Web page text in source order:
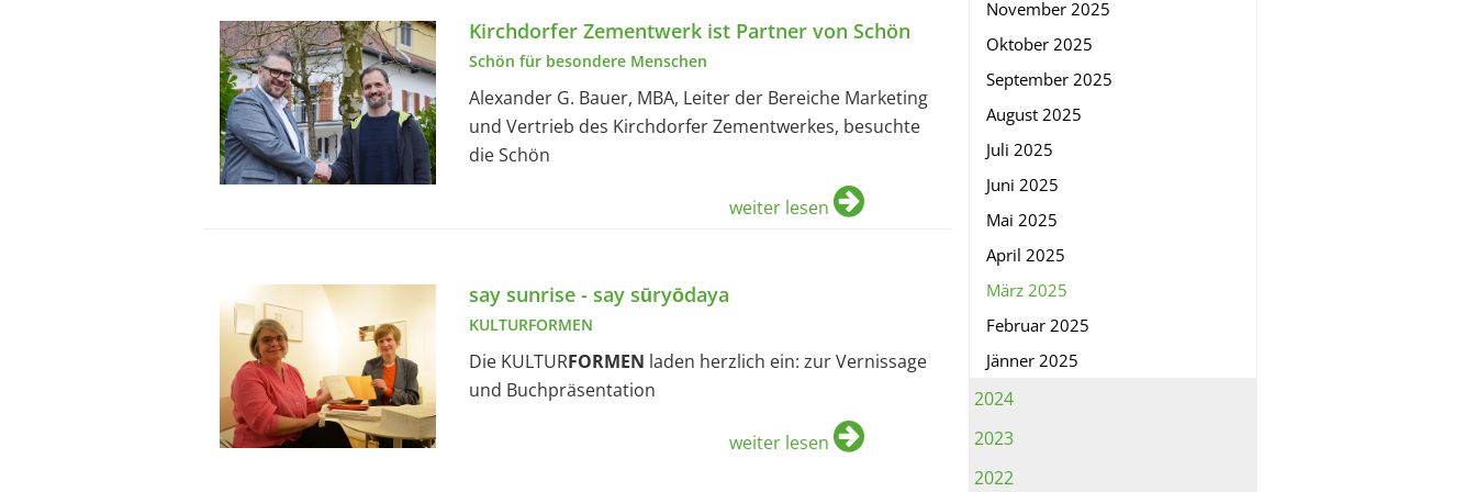
November 2025
Oktober 2025
September 2025
August 2025
Juli 2025
Juni 2025
Mai 2025
April 2025
März 2025
Februar 2025
Jänner 2025
2024
2023
2022
Kirchdorfer Zementwerk ist Partner von Schön
Schön für besondere Menschen
Alexander G. Bauer, MBA, Leiter der Bereiche Marketing
und Vertrieb des Kirchdorfer Zementwerkes, besuchte
die Schön
weiter lesen
say sunrise - say sūryōdaya
KULTURFORMEN
Die KULTURFORMEN laden herzlich ein: zur Vernissage
und Buchpräsentation
weiter lesen